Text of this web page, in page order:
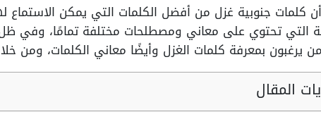
كلمات جنوبية غزل من أفضل الكلمات التي يمكن الاستماع
التي تحتوي على معاني ومصطلحات مختلفة تمامًا، وفي
يرغبون بمعرفة كلمات الغزل وأيضًا معاني الكلمات، ومن
المقال